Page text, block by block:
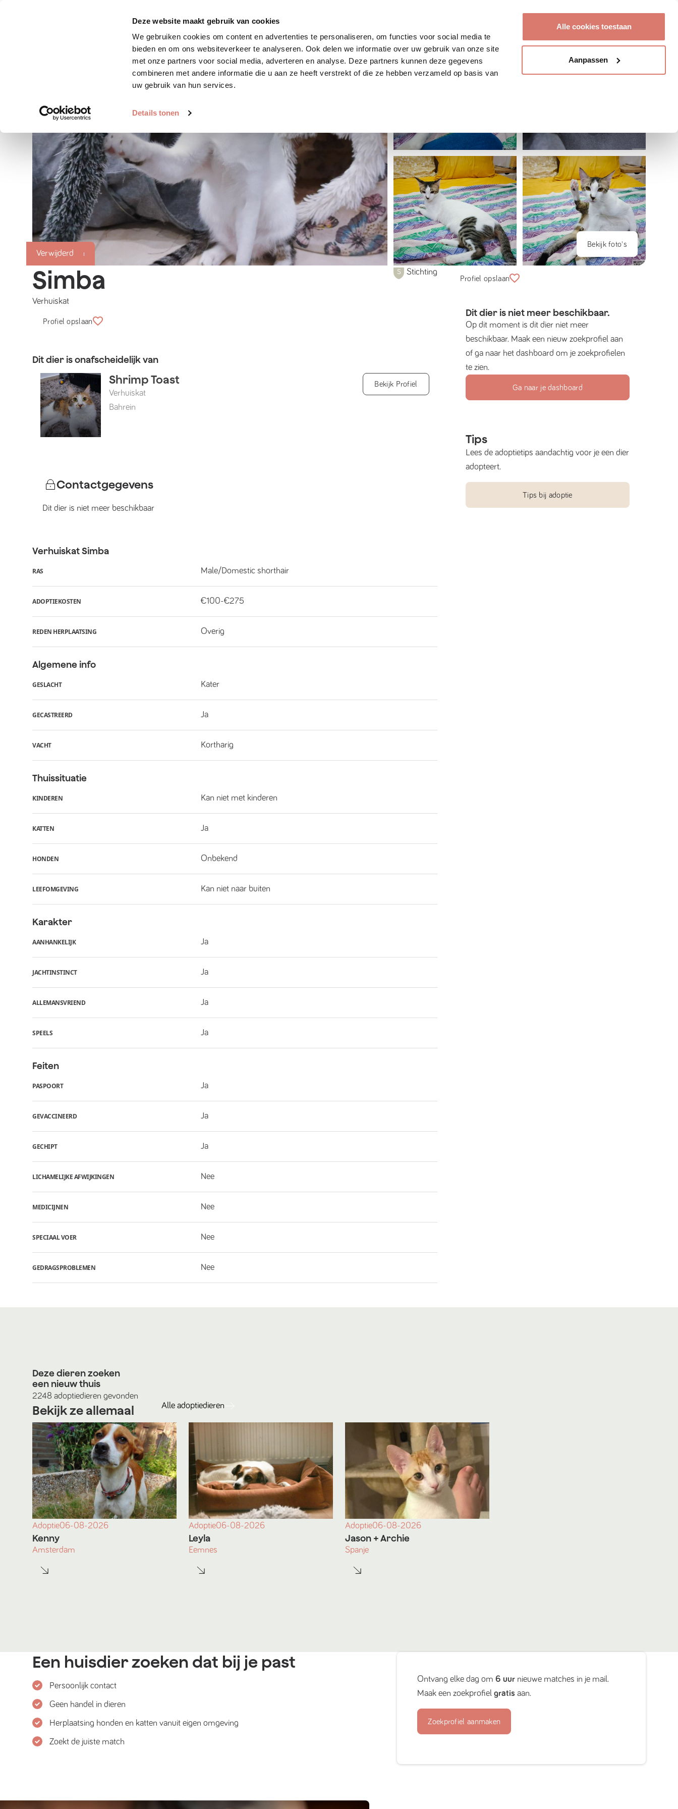
Deze website maakt gebruik van cookies
We gebruiken cookies om content en advertenties te personaliseren, om functies voor social media te
bieden en om ons websiteverkeer te analyseren. Ook delen we informatie over uw gebruik van onze site
met onze partners voor social media, adverteren en analyse. Deze partners kunnen deze gegevens
combineren met andere informatie die u aan ze heeft verstrekt of die ze hebben verzameld op basis van
uw gebruik van hun services.
Details tonen
Alle cookies toestaan
Aanpassen
Zoek huisdier Plaats huisdier Hoe werkt het?
Succesmatch
Verwijderd
Bekijk foto's
Simba
Verhuiskat
Stichting
Profiel opslaan
Dit dier is onafscheidelijk van
Shrimp Toast
Verhuiskat
Bahrein
Bekijk Profiel
Contactgegevens
Dit dier is niet meer beschikbaar
VerhuiskatSimba
RAS Male/Domestic shorthair
ADOPTIEKOSTEN €100-€275
REDEN HERPLAATSING Overig
Algemene info
GESLACHT Kater
GECASTREERD Ja
VACHT Kortharig
Thuissituatie
KINDEREN Kan niet met kinderen
KATTEN Ja
HONDEN Onbekend
LEEFOMGEVING Kan niet naar buiten
Karakter
AANHANKELIJK Ja
JACHTINSTINCT Ja
ALLEMANSVRIEND Ja
SPEELS Ja
Feiten
PASPOORT Ja
GEVACCINEERD Ja
GECHIPT Ja
LICHAMELIJKE AFWIJKINGEN Nee
MEDICIJNEN Nee
SPECIAAL VOER Nee
GEDRAGSPROBLEMEN Nee
Profiel opslaan
Dit dier is niet meer beschikbaar.
Op dit moment is dit dier niet meer
beschikbaar. Maak een nieuw zoekprofiel aan
of ga naar het dashboard om je zoekprofielen
te zien.
Ga naar je dashboard
Tips
Lees de adoptietips aandachtig voor je een dier
adopteert.
Tips bij adoptie
Deze dieren zoeken
een nieuw thuis
2248 adoptiedieren gevonden
Bekijk ze allemaal Alle adoptiedieren
Adoptie06-08-2026
Kenny
Amsterdam
Adoptie06-08-2026
Leyla
Eemnes
Adoptie06-08-2026
Jason + Archie
Spanje
Een huisdier zoeken dat bij je past
Persoonlijk contact
Geen handel in dieren
Herplaatsing honden en katten vanuit eigen omgeving
Zoekt de juiste match
Ontvang elke dag om6 uur nieuwe matches in je mail.
Maak een zoekprofielgratis aan.
Zoekprofiel aanmaken